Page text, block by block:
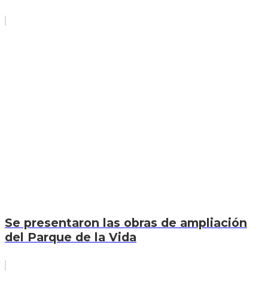
Se presentaron las obras de ampliación
del Parque de la Vida